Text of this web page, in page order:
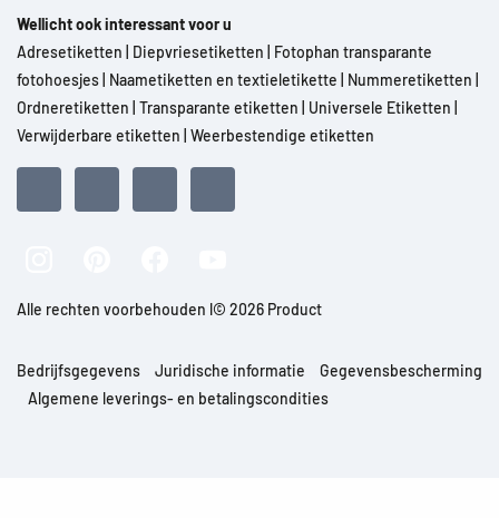
Wellicht ook interessant voor u
Adresetiketten
Diepvriesetiketten
Fotophan transparante
fotohoesjes Naametiketten en textieletikette Nummeretiketten
Ordneretiketten Transparante etiketten Universele Etiketten
Verwijderbare etiketten Weerbestendige etiketten
Alle rechten voorbehouden l© 2026 Product
Bedrijfsgegevens Juridische informatie
Gegevensbescherming
Algemene leverings- en betalingscondities